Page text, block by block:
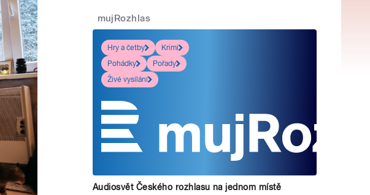
mujRozhlas
Hry a četby
Krimi
Pohádky
Pořady
Živé vysílání
Audiosvět Českého rozhlasu na jednom místě